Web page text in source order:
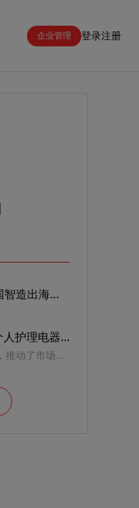
企业管理 登录注册
解锁欧美中产庭院生活：中国智造出海，打造欧美智能庭院新风尚
重磅发布 | 从零到亿：揭秘个人护理电器行业增长背后的市场洞察与入市策略！
全球消费者对于这些产品的追捧，推动了市场的持续发酵和创新。中国品牌凭借其强大的本地供应链和制造优势，将高质量的个护电器产品输送到全球各地，引领着行业的新潮流。